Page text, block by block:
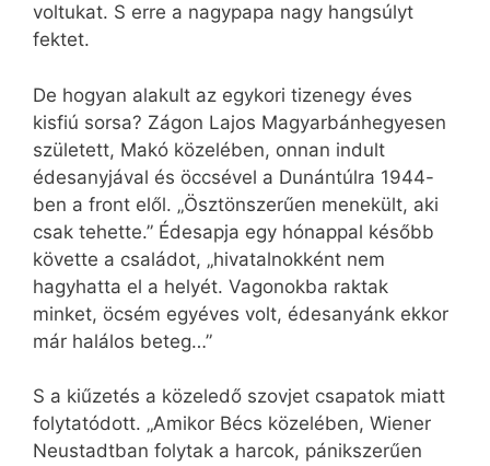
voltukat. S erre a nagypapa nagy hangsúlyt
fektet.
De hogyan alakult az egykori tizenegy éves
kisfiú sorsa? Zágon Lajos Magyarbánhegyesen
született, Makó közelében, onnan indult
édesanyjával és öccsével a Dunántúlra 1944-
ben a front elől. „Ösztönszerűen menekült, aki
csak tehette.” Édesapja egy hónappal később
követte a családot, „hivatalnokként nem
hagyhatta el a helyét. Vagonokba raktak
minket, öcsém egyéves volt, édesanyánk ekkor
már halálos beteg…”
S a kiűzetés a közeledő szovjet csapatok miatt
folytatódott. „Amikor Bécs közelében, Wiener
Neustadtban folytak a harcok, pánikszerűen